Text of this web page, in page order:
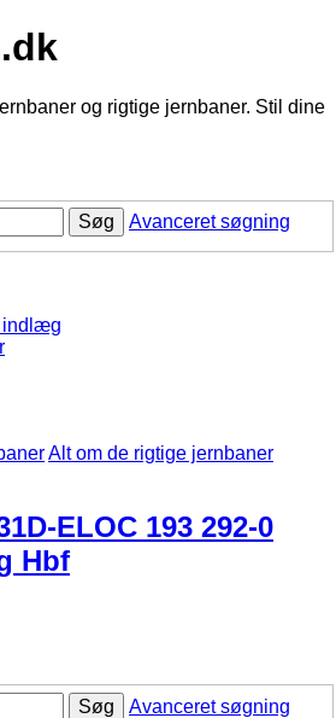
og rigtige jernbaner. Stil dine
Søg Avanceret søgning
indlæg
Alt om de rigtige jernbaner
ELOC 193 292-0
Hbf
Søg
Avanceret søgning